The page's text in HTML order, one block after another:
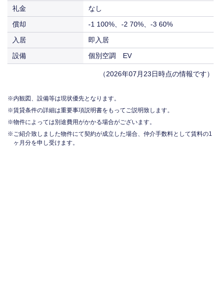
礼金
なし
償却
-1 100%、-2 70%、-3 60%
入居
即入居
設備
個別空調 EV
（2026年07月23日時点の情報です）
内観図、設備等は現状優先となります。
賃貸条件の詳細は重要事項説明書をもってご説明致します。
物件によっては別途費用がかかる場合がございます。
ご紹介致しました物件にて契約が成立した場合、仲介手数料として賃料の1
ヶ月分を申し受けます。